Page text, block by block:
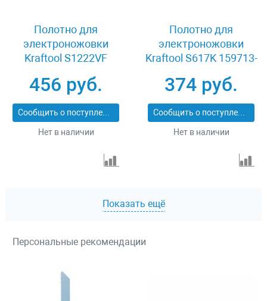
Полотно для
электроножовки
Kraftool S1222VF
456 руб.
Сообщить о поступлении
Нет в наличии
Полотно для
электроножовки
Kraftool S617K 159713-
374 руб.
Сообщить о поступлении
Нет в наличии
Показать ещё
Персональные рекомендации